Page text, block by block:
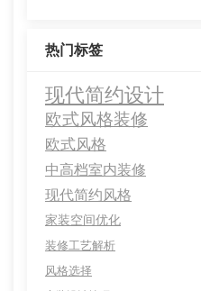
热门标签
现代简约设计
欧式风格装修
欧式风格
中高档室内装修
现代简约风格
家装空间优化
装修工艺解析
风格选择